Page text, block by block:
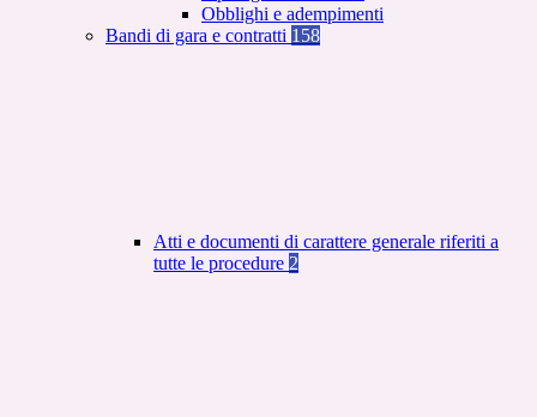
Obblighi e adempimenti
Bandi di gara e contratti 158
Atti e documenti di carattere generale riferiti a
tutte le procedure 2